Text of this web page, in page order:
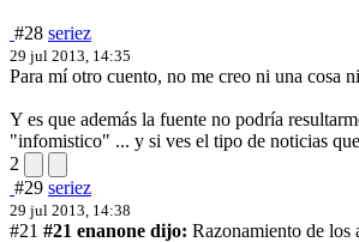
#28 seriez
29 jul 2013, 14:35
Para mí otro cuento, no me creo ni una cosa
Y es que además la fuente no podría
"infomistico" ... y si ves el tipo de noticias
2
#29 seriez
29 jul 2013, 14:38
#21 #21 enanone dijo: Razonamiento de los